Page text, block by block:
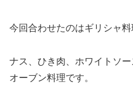
今回合わせたのはギリシャ料
ナス、ひき肉、ホワイトソ
オーブン料理です。